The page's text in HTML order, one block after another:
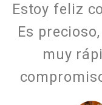
Estoy feliz
Es
muy